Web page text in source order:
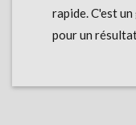
rapide. C'est
pour un